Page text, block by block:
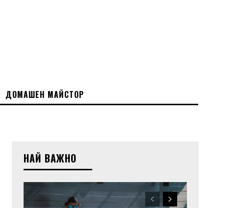
ДОМАШЕН МАЙСТОР
НАЙ ВАЖНО